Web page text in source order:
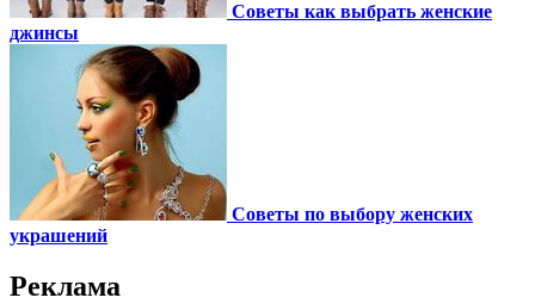
Советы как выбрать женские
джинсы
Советы по выбору женских
украшений
Реклама